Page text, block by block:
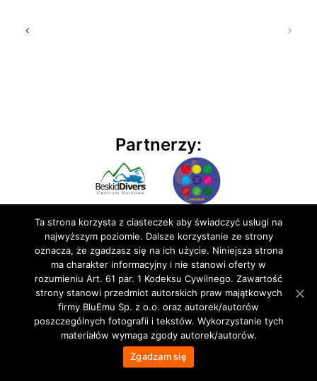
Partnerzy:
© 2020 BluEmu sp. z o.o. Wszelkie prawa zastrzeżone
Ta strona korzysta z ciasteczek aby świadczyć usługi na
najwyższym poziomie. Dalsze korzystanie ze strony
oznacza, że zgadzasz się na ich użycie. Niniejsza strona
ma charakter informacyjny i nie stanowi oferty w
rozumieniu Art. 61 par. 1 Kodeksu Cywilnego. Zawartość
strony stanowi przedmiot autorskich praw majątkowych
firmy BluEmu Sp. z o.o. oraz autorek/autorów
poszczególnych fotografii i tekstów. Wykorzystanie tych
materiałów wymaga zgody autorek/autorów.
Zgadzam się